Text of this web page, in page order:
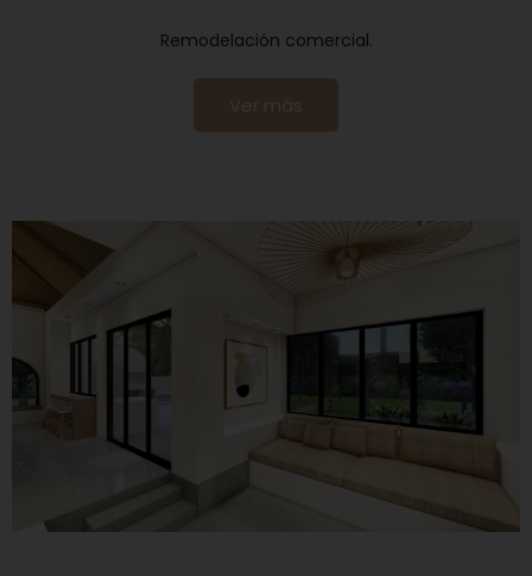
Remodelación comercial.
Ver más